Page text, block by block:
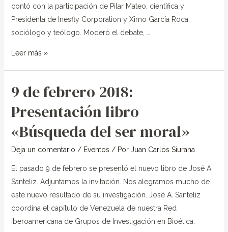
contó con la participación de Pilar Mateo, científica y
Presidenta de Inesfly Corporation y Ximo García Roca,
sociólogo y teólogo. Moderó el debate, …
al
pobre»
Leer más »
9 de febrero 2018:
Presentación libro
«Búsqueda del ser moral»
Deja un comentario / Eventos / Por Juan Carlos Siurana
El pasado 9 de febrero se presentó el nuevo libro de José A.
Santeliz. Adjuntamos la invitación. Nos alegramos mucho de
este nuevo resultado de su investigación. José A. Santeliz
coordina el capítulo de Venezuela de nuestra Red
Iberoamericana de Grupos de Investigación en Bioética.